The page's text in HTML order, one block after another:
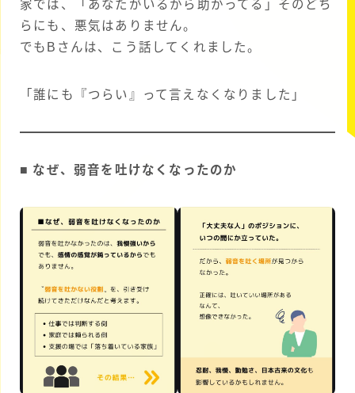
家では、「あなたがいるから助かってる」そのどち
らにも、悪気はありません。
でもBさんは、こう話してくれました。
「誰にも『つらい』って言えなくなりました」
■ なぜ、弱音を吐けなくなったのか